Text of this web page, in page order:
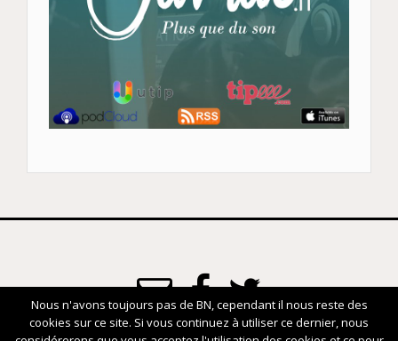
www.javras.fr
Nous n'avons toujours pas de BN, cependant il nous reste des
cookies sur ce site. Si vous continuez à utiliser ce dernier, nous